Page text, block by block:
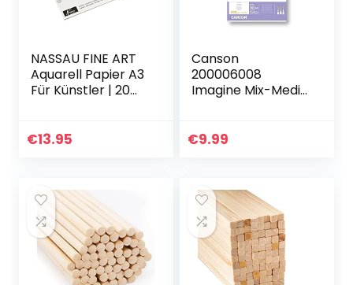
NASSAU FINE ART
Aquarell Papier A3
Für Künstler | 20
Premium
€13.95
Canson
200006008
Imagine Mix-Media
cm
€9.99